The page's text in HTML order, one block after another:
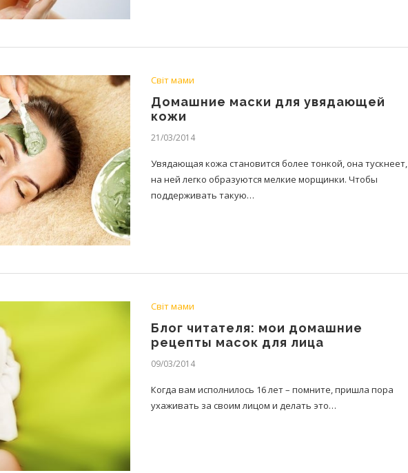
Світ мами
Домашние маски для увядающей
кожи
21/03/2014
Увядающая кожа становится более тонкой, она тускнеет,
на ней легко образуются мелкие морщинки. Чтобы
поддерживать такую…
Світ мами
Блог читателя: мои домашние
рецепты масок для лица
09/03/2014
Когда вам исполнилось 16 лет – помните, пришла пора
ухаживать за своим лицом и делать это…